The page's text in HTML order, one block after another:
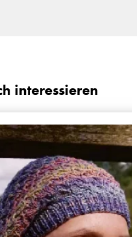
interessieren